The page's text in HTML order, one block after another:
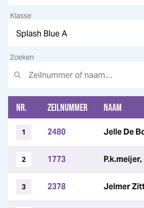
Klasse
Zoeken
NR. ZEILNUMMER NAAM
1 2480 Jelle De
2 1773
3 2378 Jelmer